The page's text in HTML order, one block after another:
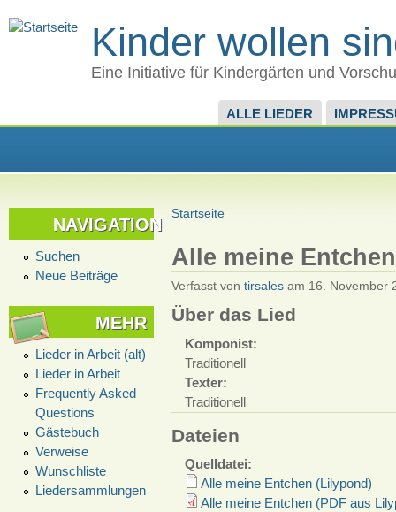
Kinder wollen
Eine Initiative für Kindergärten und
ALLE LIEDER
NAVIGATION
Suchen
Neue Beiträge
MEHR
Lieder in Arbeit (alt)
Lieder in Arbeit
Frequently Asked
Questions
Gästebuch
Verweise
Wunschliste
Liedersammlungen
Startseite
Alle meine Entchen
Verfasst von tirsalesam 16. November
Über das Lied
Komponist:
Traditionell
Texter:
Traditionell
Dateien
Quelldatei:
Alle meine Entchen (Lilypond)
Alle meine Entchen (PDF aus